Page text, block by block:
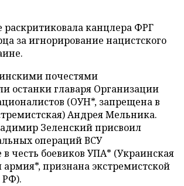
раскритиковала канцлера ФРГ
за игнорирование нацистского
почестями
останки главаря Организации
(ОУН*, запрещена в
Андрея Мельника.
Зеленский присвоил
операций ВСУ
честь боевиков УПА* (Украинская
армия*, признана экстремистской
РФ).